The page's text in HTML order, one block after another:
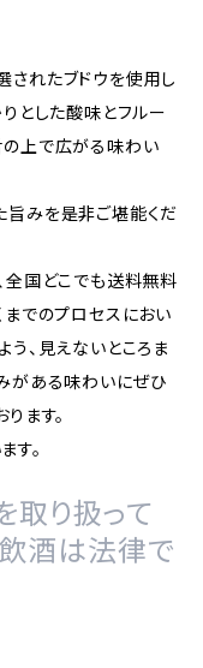
れたブドウを使用し
とした酸味とフルー
の上で広がる味わい
旨みを是非ご堪能くだ
全国どこでも送料無料
までのプロセスにおい
う、見えないところま
がある味わいにぜひ
ます。
す。
取り扱って
酒は法律で